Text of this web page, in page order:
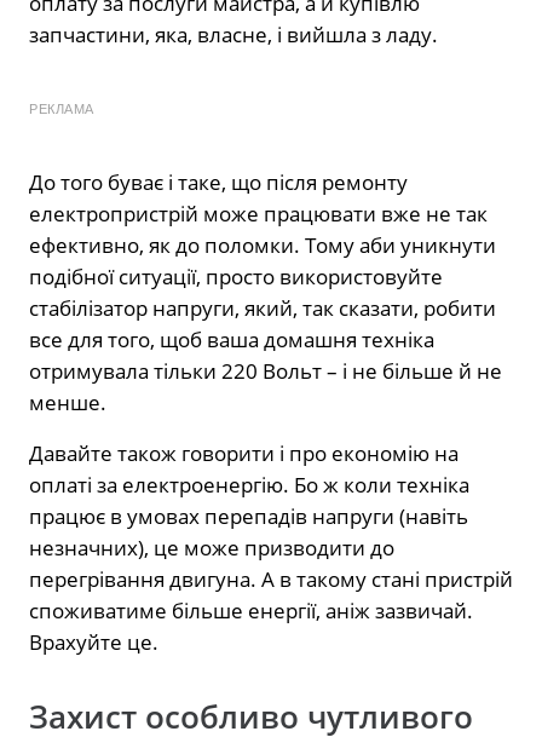
запчастини, яка, власне, і вийшла з ладу.
РЕКЛАМА
До того буває і таке, що після ремонту
електропристрій може працювати вже не так
ефективно, як до поломки. Тому аби уникнути
подібної ситуації, просто використовуйте
стабілізатор напруги, який, так сказати, робити
все для того, щоб ваша домашня техніка
отримувала тільки 220 Вольт – і не більше й не
менше.
Давайте також говорити і про економію на
оплаті за електроенергію. Бо ж коли техніка
працює в умовах перепадів напруги (навіть
незначних), це може призводити до
перегрівання двигуна. А в такому стані пристрій
споживатиме більше енергії, аніж зазвичай.
Врахуйте це.
Захист особливо чутливого